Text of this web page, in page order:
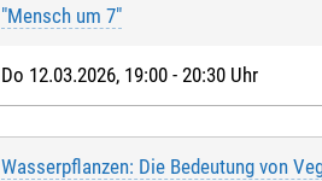
"Mensch um 7"
Do 12.03.2026, 19:00 - 20:30 Uhr
Wasserpflanzen: Die Bedeutung von